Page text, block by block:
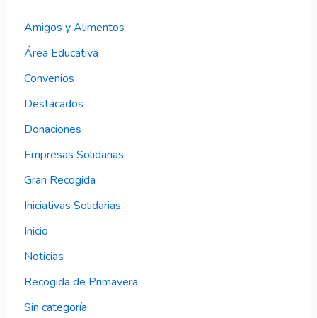
Amigos y Alimentos
Área Educativa
Convenios
Destacados
Donaciones
Empresas Solidarias
Gran Recogida
Iniciativas Solidarias
Inicio
Noticias
Recogida de Primavera
Sin categoría